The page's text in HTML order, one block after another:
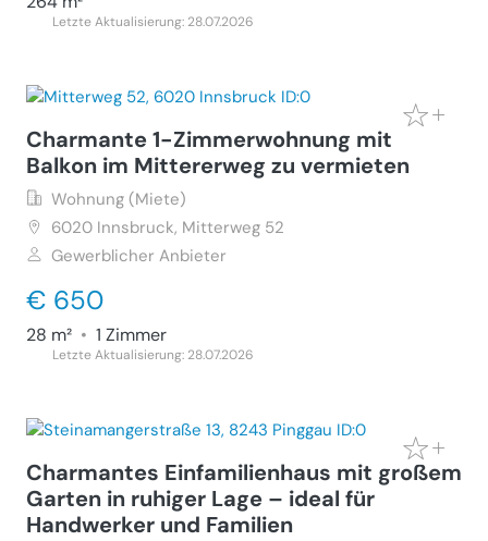
Letzte Aktualisierung: 28.07.2026
Charmante 1-Zimmerwohnung mit
Balkon im Mittererweg zu vermieten
Wohnung (Miete)
6020 Innsbruck, Mitterweg 52
Gewerblicher Anbieter
€ 650
28 m² • 1 Zimmer
Letzte Aktualisierung: 28.07.2026
Charmantes Einfamilienhaus mit großem
Garten in ruhiger Lage – ideal für
Handwerker und Familien